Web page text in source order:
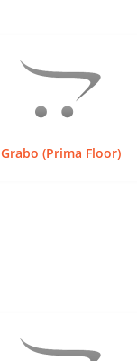
Grabo (Prima Floor)